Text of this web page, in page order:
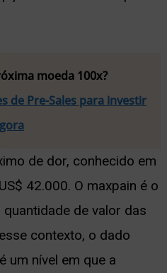
moeda 100x?
de Pre-Sales para investir
de dor, conhecido em
42.000. O maxpain é o
de valor das
contexto, o dado
um nível em que a